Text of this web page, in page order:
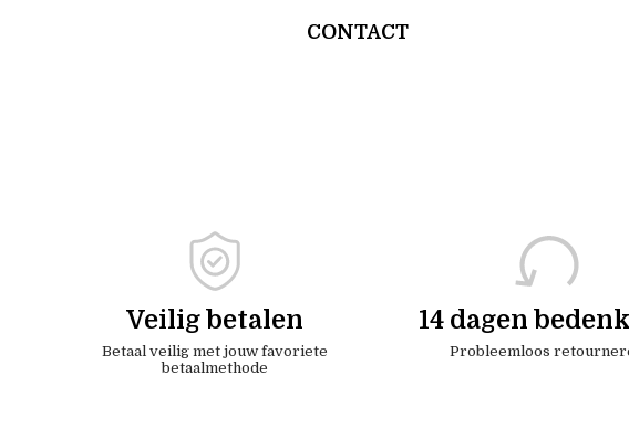
CONTACT
Veilig betalen
Betaal veilig met jouw favoriete
betaalmethode
14 dagen
Probleemloos